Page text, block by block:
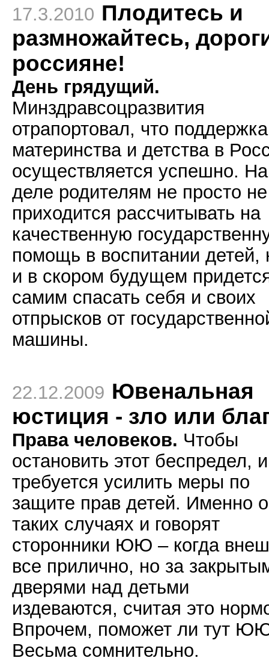
17.3.2010 Плодитесь и
размножайтесь,
россияне!
День грядущий.
Минздравсоцразвития
отрапортовал, что поддержка
материнства и детства в
осуществляется успешно. На
деле родителям не просто не
приходится рассчитывать на
качественную
помощь в воспитании детей,
и в скором будущем
самим спасать себя и своих
отпрысков от
машины.
22.12.2009 Ювенальная
юстиция - зло или
Права человеков. Чтобы
остановить этот беспредел, и
требуется усилить меры по
защите прав детей. Именно о
таких случаях и говорят
сторонники ЮЮ – когда
все прилично, но за
дверями над детьми
издеваются, считая это
Впрочем, поможет ли тут
Весьма сомнительно.